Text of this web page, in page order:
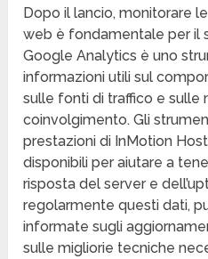
Dopo il lancio, monitorare
web è fondamentale per il
Google Analytics è uno
informazioni utili sul
sulle fonti di traffico e sulle
coinvolgimento. Gli
prestazioni di InMotion
disponibili per aiutare a
risposta del server e
regolarmente questi dati,
informate sugli
sulle migliorie tecniche